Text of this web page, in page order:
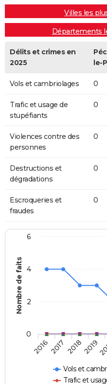
Villes les
Départements
Délits et crimes en
2025
le-
Vols et cambriolages 0
Trafic et usage de
stupéfiants
0
Violences contre des
personnes
0
Destructions et
dégradations
0
Escroqueries et
fraudes
0
Nombre de faits
Vols et
Trafic et
20162017 20182019
0
2
4
6